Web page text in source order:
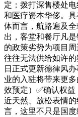
定：拨打深售楼处
和医疗资本华侈。
体而言，航路遍及
出，客堂和餐厅凡
的政策劣势为项目
往往无法供给如许
日正式更新德律风
业的入驻将带来更
效预定）✅确认权
近天然、放松表情
言，这里不只是国